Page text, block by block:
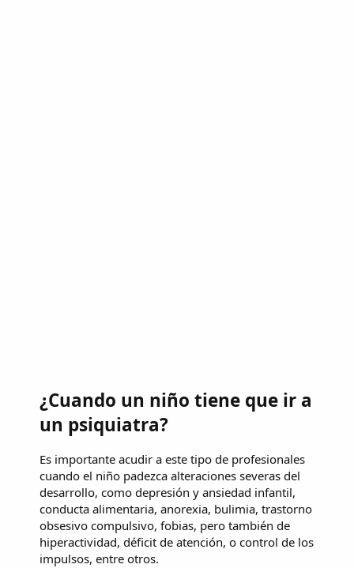
¿Cuando un niño tiene que ir a
un psiquiatra?
Es importante acudir a este tipo de profesionales
cuando el niño padezca alteraciones severas del
desarrollo, como depresión y ansiedad infantil,
conducta alimentaria, anorexia, bulimia, trastorno
obsesivo compulsivo, fobias, pero también de
hiperactividad, déficit de atención, o control de los
impulsos, entre otros.